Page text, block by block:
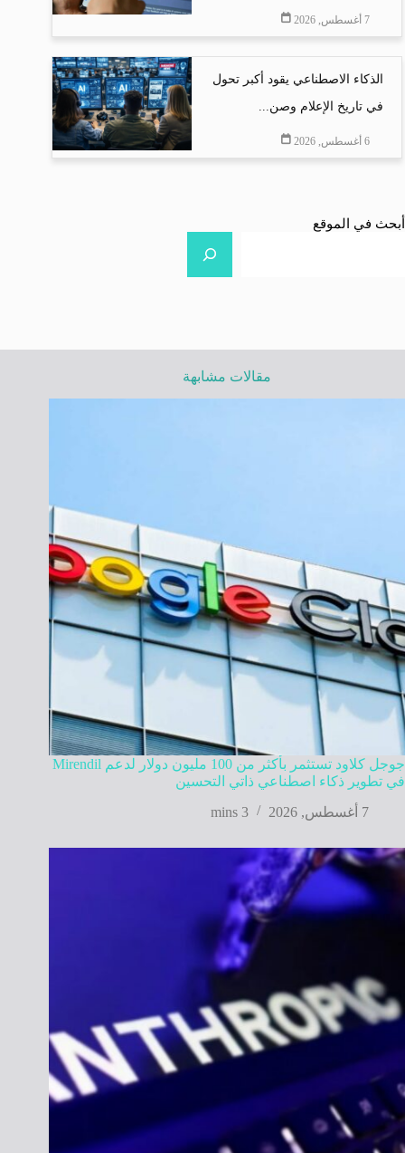
7 أغسطس, 2026
الذكاء الاصطناعي يقود أكبر تحول
في تاريخ الإعلام وصن...
6 أغسطس, 2026
أبحث في الموقع
مقالات مشابهة
جوجل كلاود تستثمر بأكثر من 100 مليون دولار لدعم Mirendil
في تطوير ذكاء اصطناعي ذاتي التحسين
7 أغسطس, 2026
3 mins